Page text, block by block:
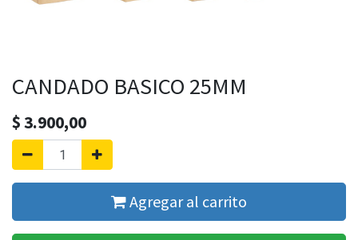
CANDADO BASICO 25MM
$3.900,00
Agregar al carrito